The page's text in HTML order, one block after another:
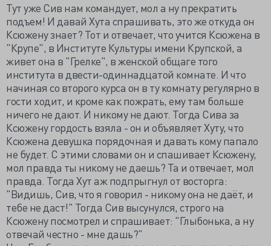
Тут уже Сив нам командует, мол а ну прекратить
подъем! И давай Хута спрашивать, это же откуда он
Ксюжену знает? Тот и отвечает, что учится Ксюжена в
"Крупе", в Институте Культуры имени Крупской, а
живет она в "Грелке", в женской общаге того
института в двести-одиннадцатой комнате. И что
начиная со второго курса он в ту комнату регулярно в
гости ходит, и кроме как пожрать, ему там больше
ничего не дают. И никому не дают. Тогда Сива за
Ксюжену гордость взяла - он и объявляет Хуту, что
Ксюжена девушка порядочная и давать кому папало
не будет. С этими словами он и спашивает Ксюжену,
мол правда ты никому не даешь? Та и отвечает, мол
правда. Тогда Хут аж подпрыгнул от восторга:
"Видишь, Сив, что я говорил - никому она не даёт, и
тебе не даст!" Тогда Сив высунулся, строго на
Ксюжену посмотрел и спрашивает: "Глыбонька, а ну
отвечай честно - мне дашь?"